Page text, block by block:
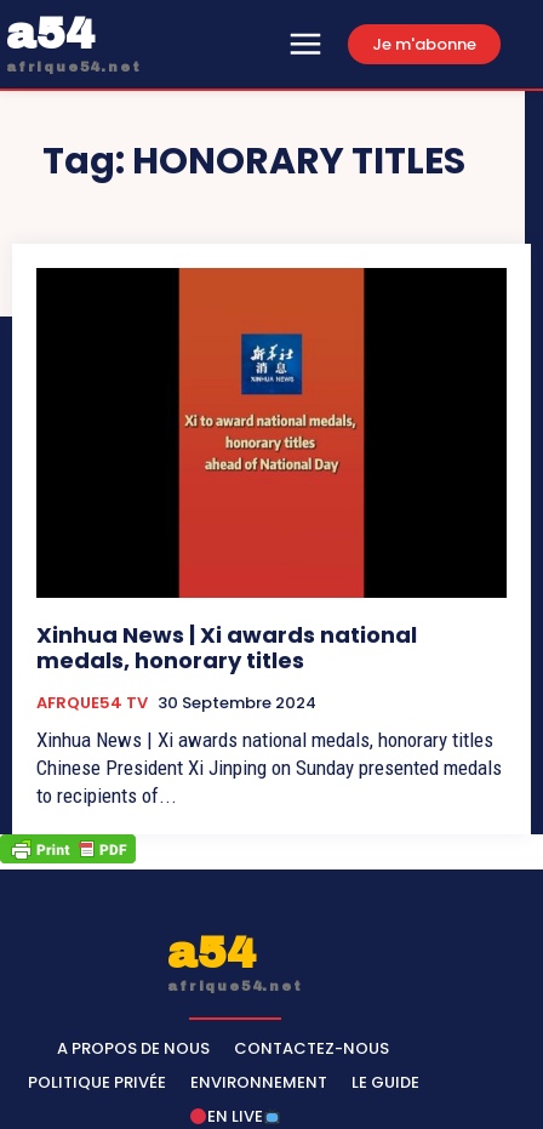
a54
afrique54.net
Je m'abonne
Tag: HONORARY TITLES
Xinhua News | Xi awards national
medals, honorary titles
AFRQUE54 TV 30 Septembre 2024
Xinhua News | Xi awards national medals, honorary titles
Chinese President Xi Jinping on Sunday presented medals
to recipients of...
a54
afrique54.net
A PROPOS DE NOUS
CONTACTEZ-NOUS
POLITIQUE PRIVÉE
ENVIRONNEMENT
LE GUIDE
EN LIVE